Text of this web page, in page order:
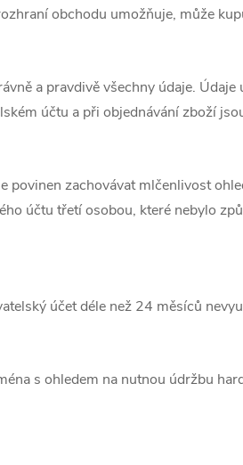
obchodu umožňuje, může
a pravdivě všechny údaje.
účtu a při objednávání zboží
povinen zachovávat mlčenlivost
účtu třetí osobou, které nebylo
účet déle než 24 měsíců
s ohledem na nutnou údržbu